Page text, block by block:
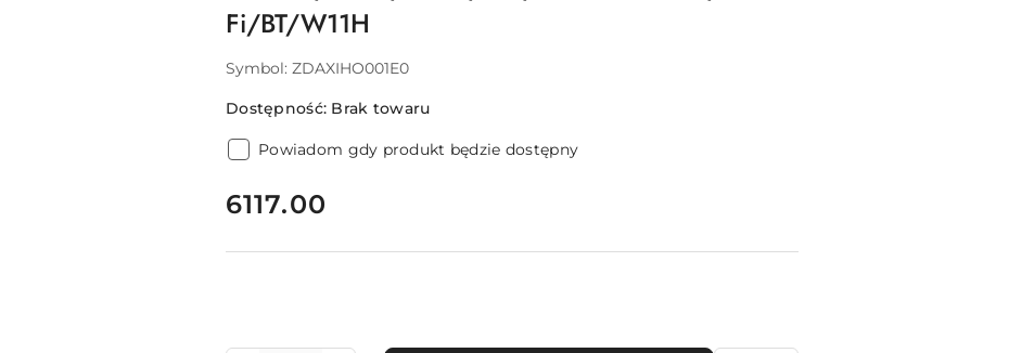
Fi/BT/W11H
Symbol: ZDAXIHO001E0
Dostępność: Brak towaru
Powiadom gdy produkt będzie dostępny
cena:
6117.00